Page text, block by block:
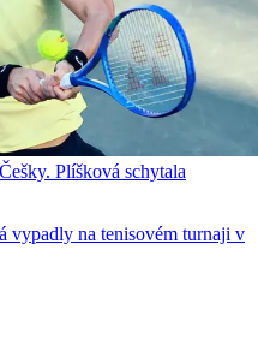
Plíšková schytala
vypadly na tenisovém turnaji v